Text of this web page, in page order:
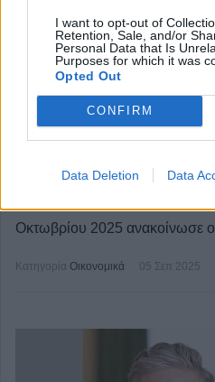
I want to opt-out of
Retention, Sale, and/or
Personal Data that Is
Purposes for which it was
Opted Out
CONFIRM
Data Deletion Data
e-ΕΦΚΑ: Οι
Οκτωβρίου 2025 ανακοίνωσε
Κατηγορία Οικονομικά 05 Σεπ 2025